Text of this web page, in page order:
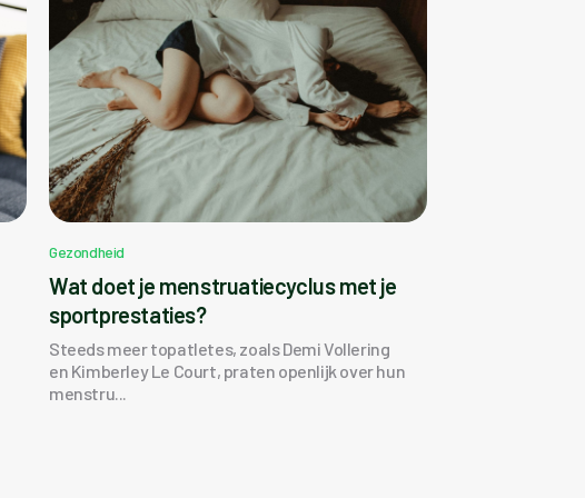
Gezondheid
Wat doet je menstruatiecyclus met je
sportprestaties?
Steeds meer topatletes, zoals Demi Vollering
en Kimberley Le Court, praten openlijk over hun
menstru...